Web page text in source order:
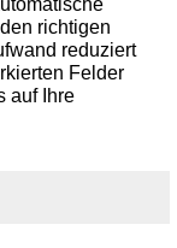
richtigen
reduziert
Felder
auf Ihre